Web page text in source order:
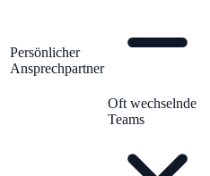
Persönlicher
Ansprechpartner
Oft wechselnde
Teams